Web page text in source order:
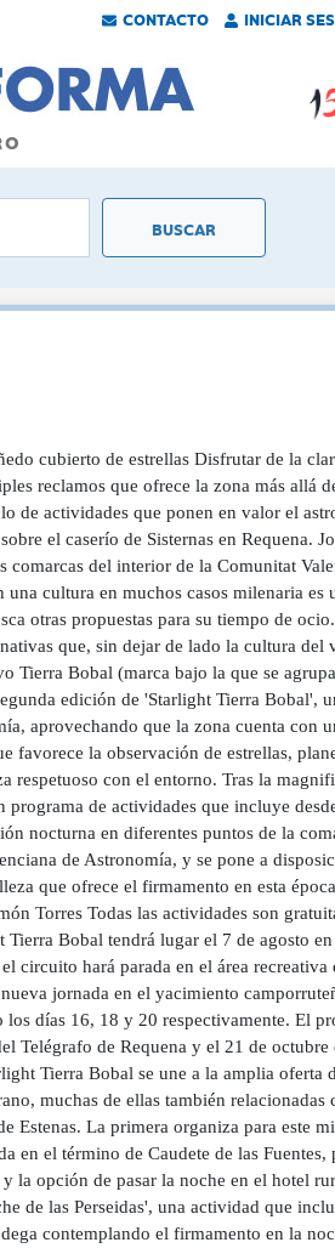
CONTACTO INICIAR
cubierto de estrellas Disfrutar de la
reclamos que ofrece la zona más allá
de actividades que ponen en valor el
el caserío de Sisternas en Requena.
comarcas del interior de la Comunitat
cultura en muchos casos milenaria es
otras propuestas para su tiempo de
que, sin dejar de lado la cultura del
Tierra Bobal (marca bajo la que se
edición de 'Starlight Tierra Bobal',
aprovechando que la zona cuenta con
favorece la observación de estrellas,
respetuoso con el entorno. Tras la
de actividades que incluye
nocturna en diferentes puntos de la
de Astronomía, y se pone a
que ofrece el firmamento en esta
Torres Todas las actividades son
Bobal tendrá lugar el 7 de agosto
circuito hará parada en el área recreativa
jornada en el yacimiento
días 16, 18 y 20 respectivamente. El
Telégrafo de Requena y el 21 de
Tierra Bobal se une a la amplia oferta
muchas de ellas también relacionadas
Estenas. La primera organiza para este
en el término de Caudete de las Fuentes,
la opción de pasar la noche en el hotel
de las Perseidas', una actividad que
contemplando el firmamento en la